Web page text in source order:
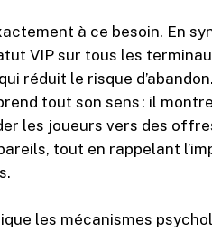
à ce besoin. En
VIP sur tous les
le risque d’abandon.
tout son sens : il
les joueurs vers des
tout en rappelant
les mécanismes